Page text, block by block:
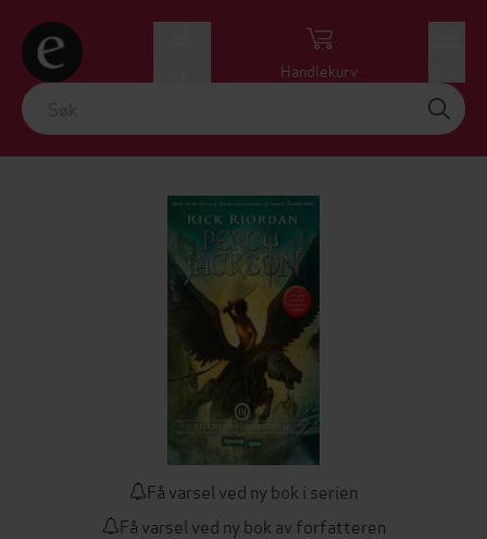
Handlekurv
Få varsel ved ny bok i serien
Få varsel ved ny bok av forfatteren